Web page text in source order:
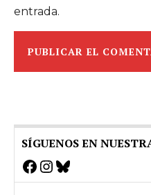
entrada.
SÍGUENOS EN
Facebook
Instagram
Bluesky